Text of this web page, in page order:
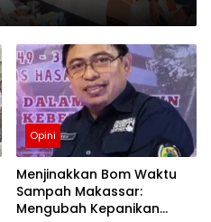
Opini
Menjinakkan Bom Waktu
Sampah Makassar:
Mengubah Kepanikan